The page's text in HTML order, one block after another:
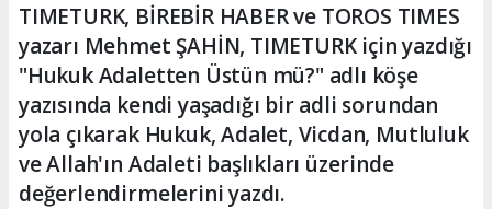
TIMETURK, BİREBİR HABER ve TOROS TIMES
yazarı Mehmet ŞAHİN, TIMETURK için yazdığı
"Hukuk Adaletten Üstün mü?" adlı köşe
yazısında kendi yaşadığı bir adli sorundan
yola çıkarak Hukuk, Adalet, Vicdan, Mutluluk
ve Allah'ın Adaleti başlıkları üzerinde
değerlendirmelerini yazdı.